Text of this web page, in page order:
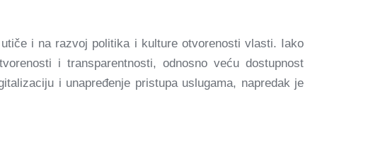
i na razvoj politika i kulture otvorenosti vlasti. Iako
i transparentnosti, odnosno veću dostupnost
i unapređenje pristupa uslugama, napredak je